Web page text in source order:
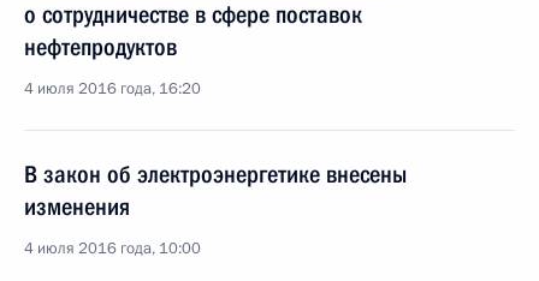
о сотрудничестве в сфере поставок
нефтепродуктов
4 июля 2016 года, 16:20
В закон об электроэнергетике внесены
изменения
4 июля 2016 года, 10:00